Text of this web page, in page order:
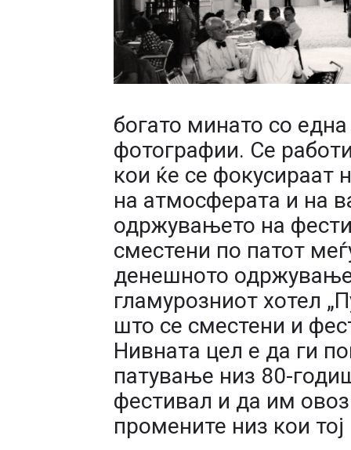
богато минато со
фотографии. Се
кои ќе се фокусираат
на атмосферата и на
одржувањето на
сместени по патот
денешното
гламурозниот хотел
што се сместени и
Нивната цел е да ги
патување низ 80-
фестивал и да им
промените низ кои